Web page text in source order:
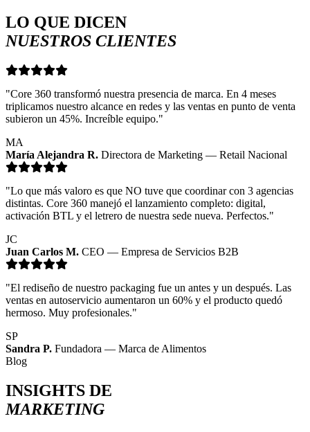
LO QUE DICEN
NUESTROS CLIENTES
"Core 360 transformó nuestra presencia de marca. En 4 meses
triplicamos nuestro alcance en redes y las ventas en punto de venta
subieron un 45%. Increíble equipo."
MA
María Alejandra R. Directora de Marketing — Retail Nacional
"Lo que más valoro es que NO tuve que coordinar con 3 agencias
distintas. Core 360 manejó el lanzamiento completo: digital,
activación BTL y el letrero de nuestra sede nueva. Perfectos."
JC
Juan Carlos M. CEO — Empresa de Servicios B2B
"El rediseño de nuestro packaging fue un antes y un después. Las
ventas en autoservicio aumentaron un 60% y el producto quedó
hermoso. Muy profesionales."
SP
Sandra P. Fundadora — Marca de Alimentos
Blog
INSIGHTS DE
MARKETING